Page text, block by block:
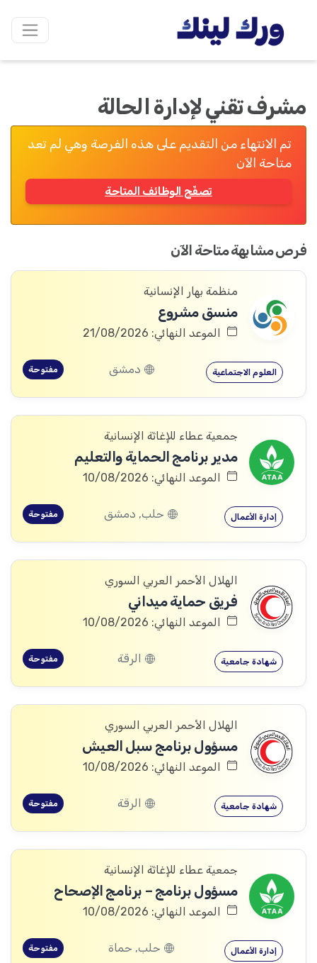
مشرف تقني لإدارة الحالة
تم الانتهاء من التقديم على هذه الفرصة وهي لم تعد
متاحة الآن
تصفّح الوظائف المتاحة
فرص مشابهة متاحة الآن
منظمة بهار الإنسانية
منسق مشروع
الموعد النهائي: 21/08/2026
العلوم الاجتماعية دمشق مفتوحة
جمعية عطاء للإغاثة الإنسانية
مدير برنامج الحماية والتعليم
الموعد النهائي: 10/08/2026
إدارة الأعمال حلب, دمشق مفتوحة
الهلال الأحمر العربي السوري
فريق حماية ميداني
الموعد النهائي: 10/08/2026
شهادة جامعية الرقة مفتوحة
الهلال الأحمر العربي السوري
مسؤول برنامج سبل العيش
الموعد النهائي: 10/08/2026
شهادة جامعية الرقة مفتوحة
جمعية عطاء للإغاثة الإنسانية
مسؤول برنامج – برنامج الإصحاح
الموعد النهائي: 10/08/2026
إدارة الأعمال حلب, حماة مفتوحة